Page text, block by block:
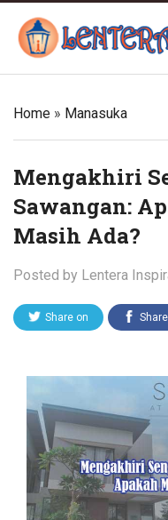
Home » Manasuka
Mengakhiri
Sawangan:
Masih Ada?
Posted by Lentera
Share on